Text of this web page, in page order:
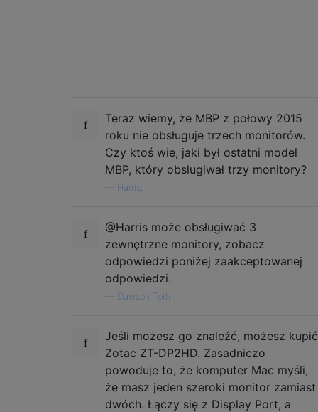
Teraz wiemy, że MBP z połowy 2015
roku nie obsługuje trzech monitorów.
Czy ktoś wie, jaki był ostatni model
MBP, który obsługiwał trzy monitory?
Harris,
@Harris może obsługiwać 3
zewnętrzne monitory, zobacz
odpowiedzi poniżej zaakceptowanej
odpowiedzi.
Dawson Toth
Jeśli możesz go znaleźć, możesz kupić
Zotac ZT-DP2HD. Zasadniczo
powoduje to, że komputer Mac myśli,
że masz jeden szeroki monitor zamiast
dwóch. Łączy się z Display Port, a